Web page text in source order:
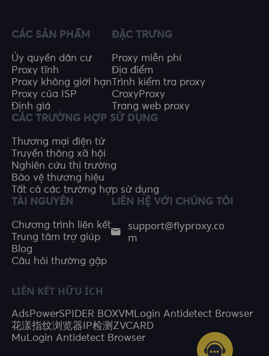
CÁC SẢN PHẨM
Ủy quyền dân cư
Proxy tĩnh
Proxy không giới hạn
Proxy của ISP
Định giá
ĐẶC TRƯNG
Proxy miễn phí
Địa điểm
Trình kiểm tra proxy
CroxyProxy
Trang web proxy
CÁC TRƯỜNG HỢP SỬ DỤNG
Thương mại điện tử
Truyền thông xã hội
Nghiên cứu thị trường
Bảo vệ thương hiệu
Tất cả các trường hợp sử dụng
TÀI NGUYÊN
Chương trình liên kết
Trung tâm trợ giúp
Blog
Câu hỏi thường gặp
LIÊN HỆ VỚI CHÚNG TÔI
support@flyproxy.co
m
LIÊN KẾT HỮU ÍCH
AdsPowerSPIDER BOXVMLogin Antidetect Browser
花漾指纹浏览器 IP检测 ZVCARD
MuLogin Antidetect Browser